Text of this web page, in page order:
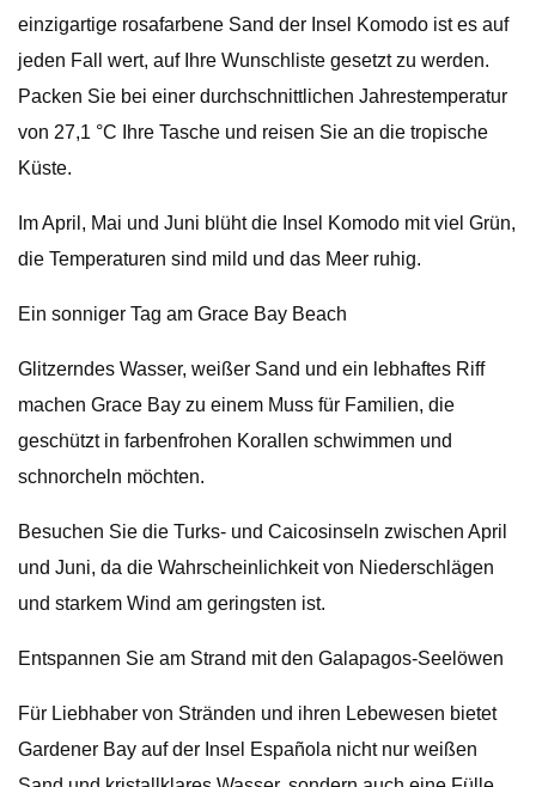
einzigartige rosafarbene Sand der Insel Komodo ist es auf
jeden Fall wert, auf Ihre Wunschliste gesetzt zu werden.
Packen Sie bei einer durchschnittlichen Jahrestemperatur
von 27,1 °C Ihre Tasche und reisen Sie an die tropische
Küste.
Im April, Mai und Juni blüht die Insel Komodo mit viel Grün,
die Temperaturen sind mild und das Meer ruhig.
Ein sonniger Tag am Grace Bay Beach
Glitzerndes Wasser, weißer Sand und ein lebhaftes Riff
machen Grace Bay zu einem Muss für Familien, die
geschützt in farbenfrohen Korallen schwimmen und
schnorcheln möchten.
Besuchen Sie die Turks- und Caicosinseln zwischen April
und Juni, da die Wahrscheinlichkeit von Niederschlägen
und starkem Wind am geringsten ist.
Entspannen Sie am Strand mit den Galapagos-Seelöwen
Für Liebhaber von Stränden und ihren Lebewesen bietet
Gardener Bay auf der Insel Española nicht nur weißen